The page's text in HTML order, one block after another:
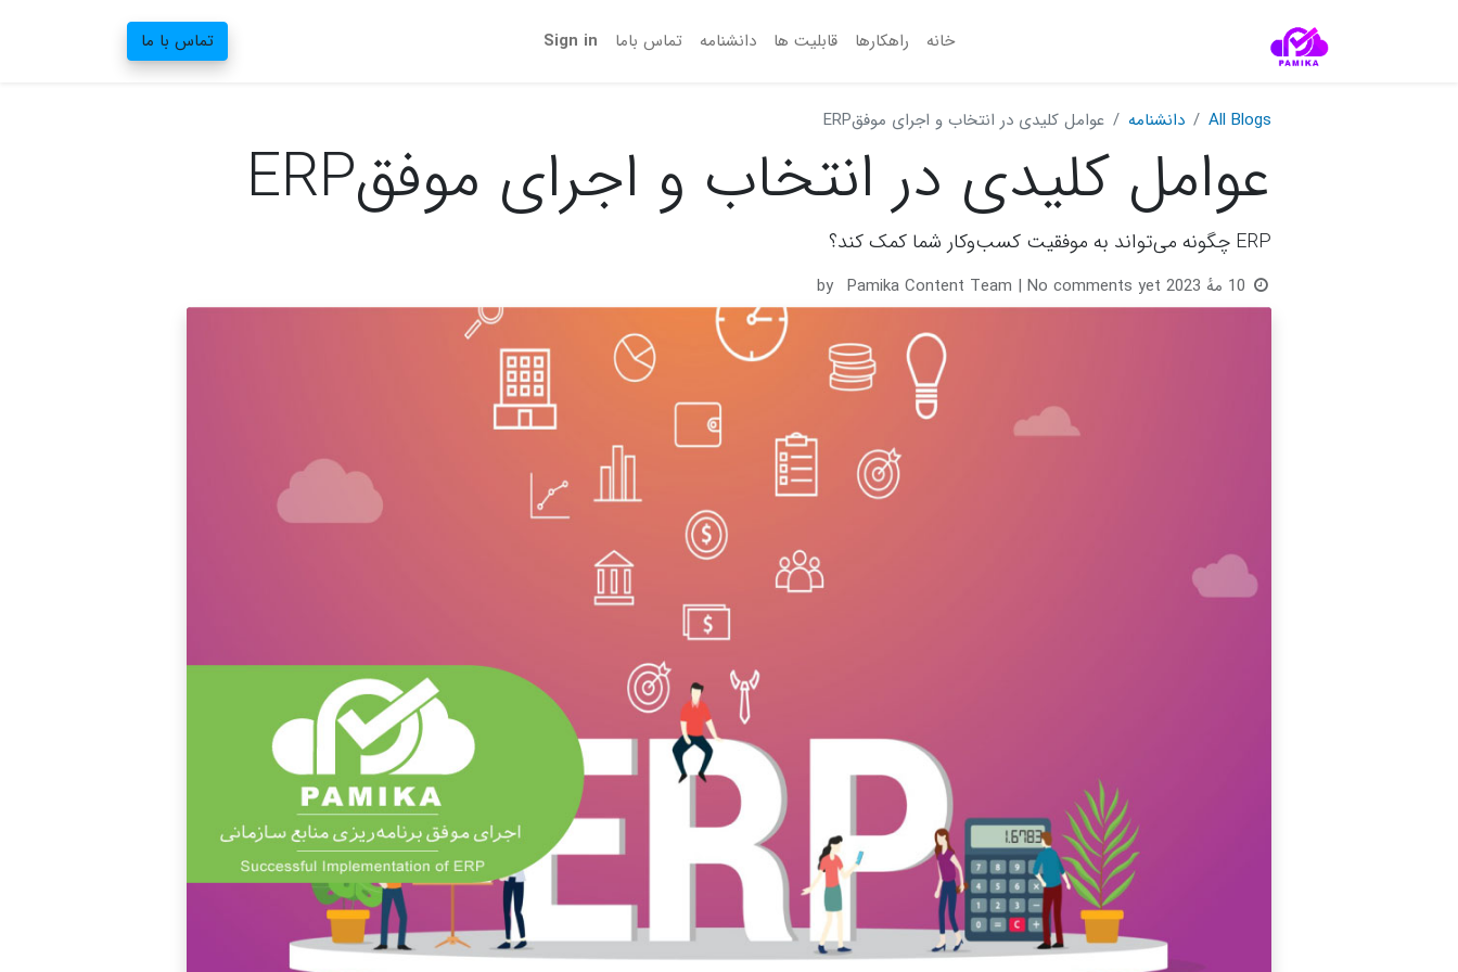
خانه راهکارها قابلیت ها دانشنامه تماس‌ باما Sign in تماس با ما
All Blogs دانشنامه‌ عوامل کلیدی در انتخاب و اجرای موفقERP
عوامل کلیدی در انتخاب و اجرای موفقERP
ERP چگونه می‌تواند به موفقیت کسب‌وکار شما کمک کند؟
10 مهٔ 2023 by Pamika Content Team | No comments yet